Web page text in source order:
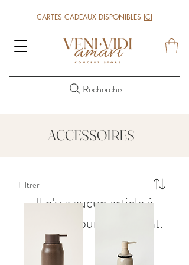
CARTES CADEAUX DISPONIBLES ICI
Recherche
Il n'y a aucun article à
afficher pour le moment.
ACCESSOIRES
Filtrer